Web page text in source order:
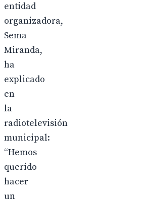
entidad
organizadora,
Sema
Miranda,
ha
explicado
en
la
radiotelevisión
municipal:
“Hemos
querido
hacer
un